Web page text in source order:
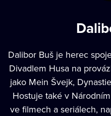
Dalibor Buš je herec
Divadlem Husa na
jako Mein Švejk,
Hostuje také v
ve filmech a seriálech,